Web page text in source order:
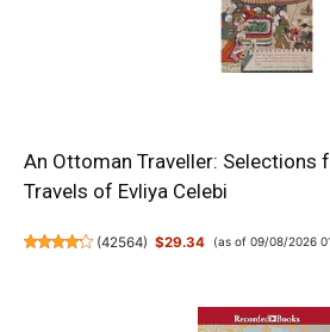
An Ottoman Traveller: Selections
Travels of Evliya Celebi
(42564) $29.34 (as of 09/08/2026